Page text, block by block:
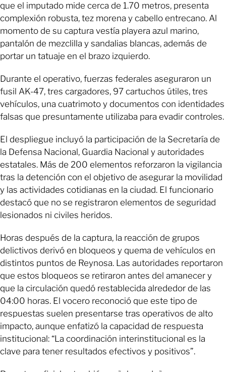
que el imputado mide cerca de 1.70 metros, presenta
complexión robusta, tez morena y cabello entrecano. Al
momento de su captura vestía playera azul marino,
pantalón de mezclilla y sandalias blancas, además de
portar un tatuaje en el brazo izquierdo.
Durante el operativo, fuerzas federales aseguraron un
fusil AK-47, tres cargadores, 97 cartuchos útiles, tres
vehículos, una cuatrimoto y documentos con identidades
falsas que presuntamente utilizaba para evadir controles.
El despliegue incluyó la participación de la Secretaría de
la Defensa Nacional, Guardia Nacional y autoridades
estatales. Más de 200 elementos reforzaron la vigilancia
tras la detención con el objetivo de asegurar la movilidad
y las actividades cotidianas en la ciudad. El funcionario
destacó que no se registraron elementos de seguridad
lesionados ni civiles heridos.
Horas después de la captura, la reacción de grupos
delictivos derivó en bloqueos y quema de vehículos en
distintos puntos de Reynosa. Las autoridades reportaron
que estos bloqueos se retiraron antes del amanecer y
que la circulación quedó restablecida alrededor de las
04:00 horas. El vocero reconoció que este tipo de
respuestas suelen presentarse tras operativos de alto
impacto, aunque enfatizó la capacidad de respuesta
institucional: “La coordinación interinstitucional es la
clave para tener resultados efectivos y positivos”.